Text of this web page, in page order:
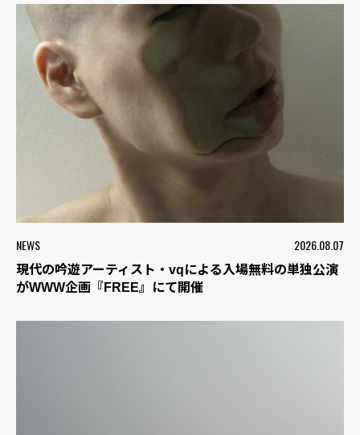
NEWS 2026.08.07
現代の吟遊アーティスト・vqによる入場無料の単独公演
がWWW企画『FREE』にて開催